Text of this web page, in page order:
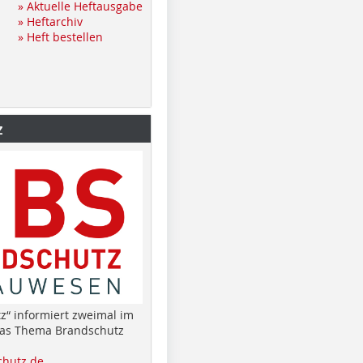
» Aktuelle Heftausgabe
» Heftarchiv
» Heft bestellen
informiert zweimal im
Thema Brandschutz